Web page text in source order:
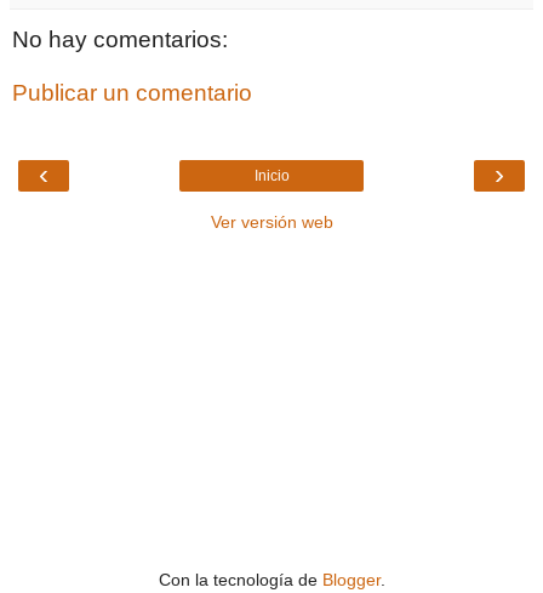
No hay comentarios:
Publicar un comentario
‹ ›
Inicio
Ver versión web
Con la tecnología de Blogger.